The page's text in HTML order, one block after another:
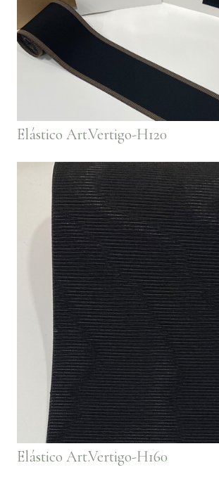
Elástico Art.Vertigo-H120
Elástico Art.Vertigo-H160